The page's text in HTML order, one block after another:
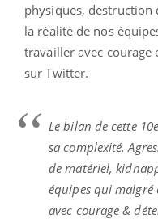
physiques, destruction
la réalité de nos
travailler avec
sur Twitter.
Le bilan de cette
sa complexité.
de matériel,
équipes qui
avec courage &